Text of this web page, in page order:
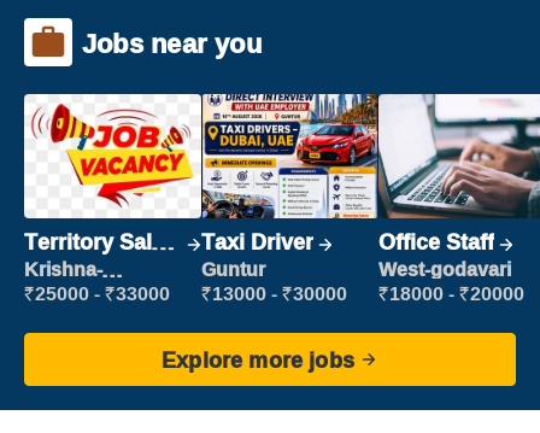
Jobs near you
Territory Sales
Manager
Krishna-
vijayawada
₹25000 - ₹33000
Taxi Driver
Guntur
₹13000 - ₹30000
Office Staff
West-godavari
₹18000 - ₹20000
Explore more jobs